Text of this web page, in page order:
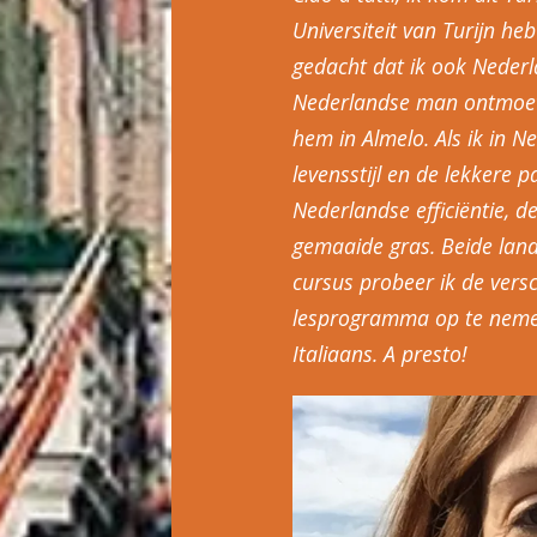
Universiteit van Turijn
gedacht dat ik ook
Nederlandse man
hem in Almelo. Als ik in
levensstijl en de lekkere
Nederlandse efficiëntie,
gemaaide gras. Beide
cursus probeer ik de
lesprogramma op te
Italiaans. A presto!